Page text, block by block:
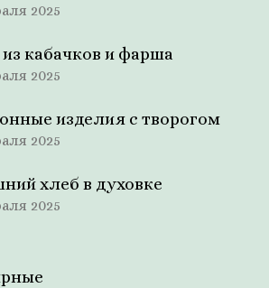
2025
кабачков и фарша
2025
изделия с творогом
2025
хлеб в духовке
2025